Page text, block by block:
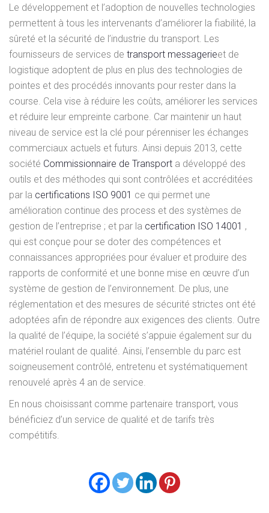
Le développement et l’adoption de nouvelles technologies
permettent à tous les intervenants d’améliorer la fiabilité, la
sûreté et la sécurité de l’industrie du transport. Les
fournisseurs de services de transport messagerieet de
logistique adoptent de plus en plus des technologies de
pointes et des procédés innovants pour rester dans la
course. Cela vise à réduire les coûts, améliorer les services
et réduire leur empreinte carbone. Car maintenir un haut
niveau de service est la clé pour pérenniser les échanges
commerciaux actuels et futurs. Ainsi depuis 2013, cette
société Commissionnaire de Transport a développé des
outils et des méthodes qui sont contrôlées et accréditées
par la certifications ISO 9001 ce qui permet une
amélioration continue des process et des systèmes de
gestion de l’entreprise ; et par la certification ISO 14001 ,
qui est conçue pour se doter des compétences et
connaissances appropriées pour évaluer et produire des
rapports de conformité et une bonne mise en œuvre d’un
système de gestion de l’environnement. De plus, une
réglementation et des mesures de sécurité strictes ont été
adoptées afin de répondre aux exigences des clients. Outre
la qualité de l’équipe, la société s’appuie également sur du
matériel roulant de qualité. Ainsi, l’ensemble du parc est
soigneusement contrôlé, entretenu et systématiquement
renouvelé après 4 an de service.
En nous choisissant comme partenaire transport, vous
bénéficiez d’un service de qualité et de tarifs très
compétitifs.